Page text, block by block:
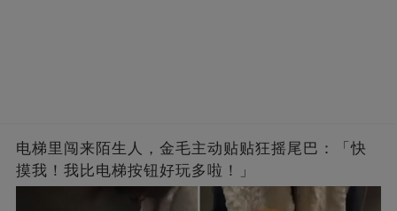
电梯里闯来陌生人，金毛主动贴贴狂摇尾巴：「快
摸我！我比电梯按钮好玩多啦！」